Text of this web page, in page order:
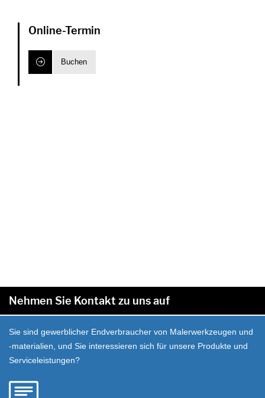
Online-Termin
Buchen
Nehmen Sie Kontakt zu uns auf
Sie sind gewerblicher Endverbraucher von Malerwerkzeugen und
-materialien, und Sie interessieren sich für unsere Produkte und
Serviceleistungen?